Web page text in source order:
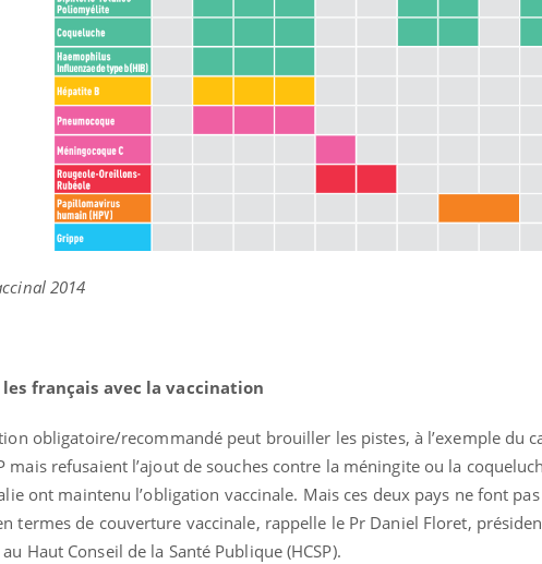
2014
français avec la vaccination
obligatoire/recommandé peut brouiller les pistes, à l’exemple du
mais refusaient l’ajout de souches contre la méningite ou la
ont maintenu l’obligation vaccinale. Mais ces deux pays ne font
termes de couverture vaccinale, rappelle le Pr Daniel Floret,
Haut Conseil de la Santé Publique (HCSP).